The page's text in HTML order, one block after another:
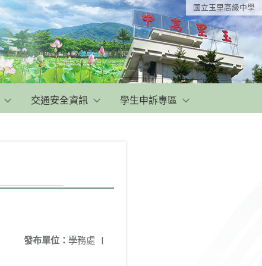
國立玉里高級中學
交通安全資訊 學生申訴專區
發布單位： 學務處 |